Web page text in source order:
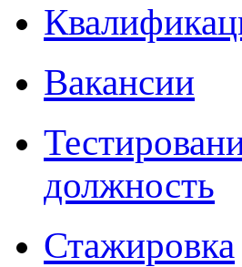
Вакансии
должность
Стажировка